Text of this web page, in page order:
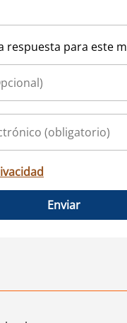
respuesta para este
Enviar